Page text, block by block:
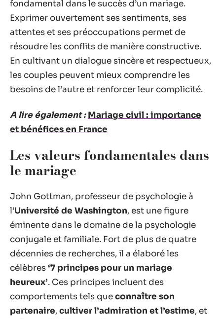
fondamental dans le succès d’un mariage.
Exprimer ouvertement ses sentiments, ses
attentes et ses préoccupations permet de
résoudre les conflits de manière constructive.
En cultivant un dialogue sincère et respectueux,
les couples peuvent mieux comprendre les
besoins de l’autre et renforcer leur complicité.
A lire également : Mariage civil : importance
et bénéfices en France
Les valeurs fondamentales dans
le mariage
John Gottman, professeur de psychologie à
l’Université de Washington, est une figure
éminente dans le domaine de la psychologie
conjugale et familiale. Fort de plus de quatre
décennies de recherches, il a élaboré les
célèbres‘7 principes pour un mariage
heureux’. Ces principes incluent des
comportements tels queconnaître son
partenaire,cultiver l’admiration et l’estime, et